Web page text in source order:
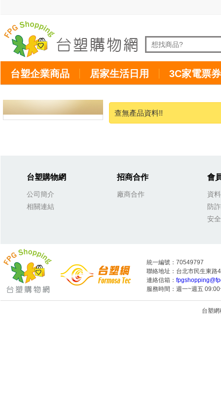
台塑企業商品 居家生活日用 3C家電票券
查無產品資料!!
台塑購物網
公司簡介
相關連結
招商合作
廠商合作
會
資
防
安
統一編號：70549797
聯絡地址：台北市民生東路
連絡信箱：
服務時間：週一~週五
台塑